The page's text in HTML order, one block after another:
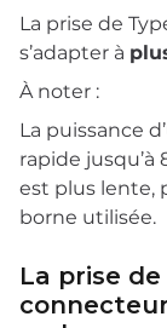
La prise de
s’adapter à
À noter :
La puissance
rapide jusqu’à
est plus lente,
borne utilisée.
La prise